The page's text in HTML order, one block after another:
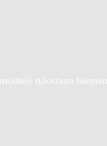
tulostaan hieman